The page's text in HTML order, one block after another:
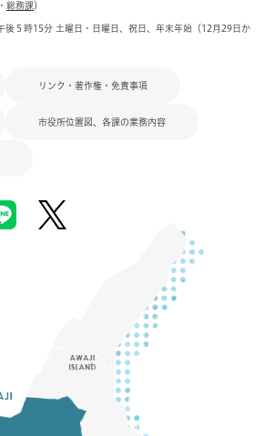
総務課）
後５時15分 土曜日・日曜日、祝日、年末年始（12月29日か
リンク・著作権・免責事項
市役所位置図、各課の業務内容